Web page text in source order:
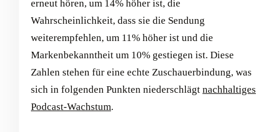
erneut hören, um 14% höher ist, die
Wahrscheinlichkeit, dass sie die Sendung
weiterempfehlen, um 11% höher ist und die
Markenbekanntheit um 10% gestiegen ist. Diese
Zahlen stehen für eine echte Zuschauerbindung, was
sich in folgenden Punkten niederschlägt nachhaltiges
Podcast-Wachstum.